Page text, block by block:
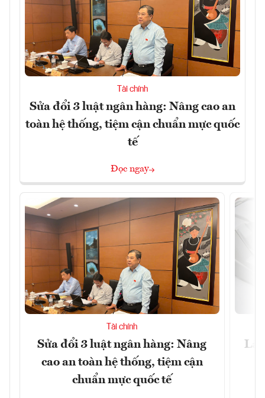
Tài chính
Sửa đổi 3 luật ngân hàng: Nâng cao an
toàn hệ thống, tiệm cận chuẩn mực quốc
tế
Đọc ngay
Tài chính
Sửa đổi 3 luật ngân hàng: Nâng
cao an toàn hệ thống, tiệm cận
chuẩn mực quốc tế
Lãi